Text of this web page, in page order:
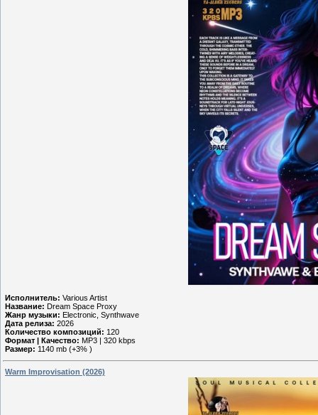
Исполнитель: Various Artist
Название: Dream Space Proxy
Жанр музыки: Electronic, Synthwave
Дата релиза: 2026
Количество композиций: 120
Формат | Качество: MP3 | 320 kbps
Размер: 1140 mb (+3% )
Warm Improvisation (2026)